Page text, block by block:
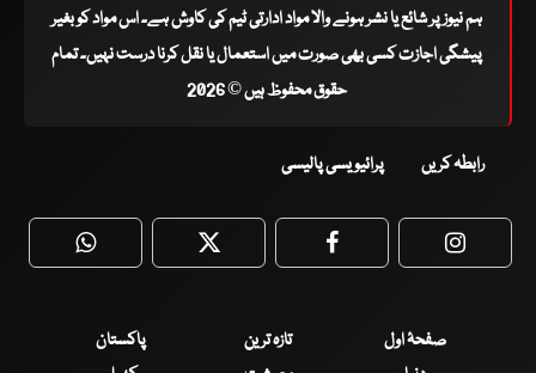
ہم نیوز پر شائع یا نشر ہونے والا مواد ادارتی ٹیم کی کاوش ہے۔ اس مواد کو بغیر
پیشگی اجازت کسی بھی صورت میں استعمال یا نقل کرنا درست نہیں۔ تمام
حقوق محفوظ ہیں © 2026
رابطہ کریں پرائیویسی پالیسی
WhatsApp Twitter Facebook
صفحۂ اول تازہ ترین
پاکستان